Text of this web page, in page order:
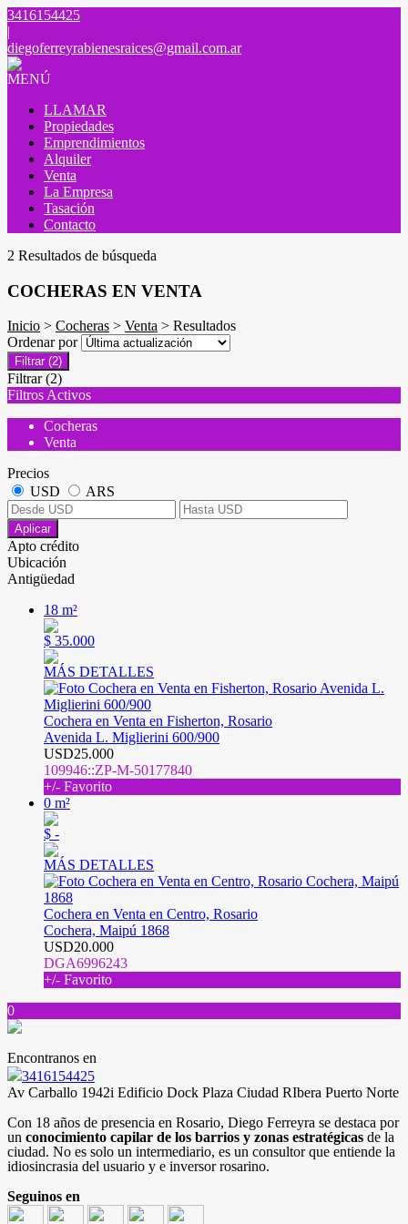
3416154425
|
diegoferreyrabienesraices@gmail.com.ar
MENÚ
LLAMAR
Propiedades
Emprendimientos
Alquiler
Venta
La Empresa
Tasación
Contacto
2 Resultados de búsqueda
COCHERAS EN VENTA
Inicio > Cocheras > Venta > Resultados
Ordenar por
Filtrar (2)
Filtrar (2)
Filtros Activos
Cocheras
Venta
Precios
USD
ARS
Aplicar
Apto crédito
Ubicación
Antigüedad
18 m²
$ 35.000
MÁS DETALLES
Cochera en Venta en Fisherton, Rosario
Avenida L. Miglierini 600/900
USD25.000
109946::ZP-M-50177840
+/- Favorito
0 m²
$ -
MÁS DETALLES
Cochera en Venta en Centro, Rosario
Cochera, Maipú 1868
USD20.000
DGA6996243
+/- Favorito
0
Encontranos en
3416154425
Av Carballo 1942i Edificio Dock Plaza Ciudad RIbera Puerto Norte
Con 18 años de presencia en Rosario, Diego Ferreyra se destaca por
un conocimiento capilar de los barrios y zonas estratégicas de la
ciudad. No es solo un intermediario, es un consultor que entiende la
idiosincrasia del usuario y e inversor rosarino.
Seguinos en